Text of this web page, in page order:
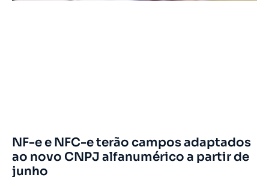
NF-e e NFC-e terão campos adaptados
ao novo CNPJ alfanumérico a partir de
junho